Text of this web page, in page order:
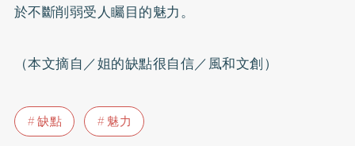
於不斷削弱受人矚目的魅力。
（本文摘自／姐的缺點很自信／風和文創）
缺點 魅力